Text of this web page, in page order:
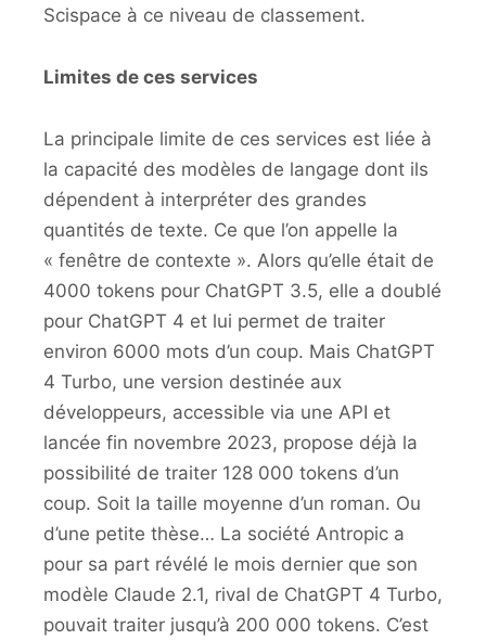
Scispace à ce niveau de classement.
Limites de ces services
La principale limite de ces services est liée à
la capacité des modèles de langage dont ils
dépendent à interpréter des grandes
quantités de texte. Ce que l’on appelle la
« fenêtre de contexte ». Alors qu’elle était de
4000 tokens pour ChatGPT 3.5, elle a doublé
pour ChatGPT 4 et lui permet de traiter
environ 6000 mots d’un coup. Mais ChatGPT
4 Turbo, une version destinée aux
développeurs, accessible via une API et
lancée fin novembre 2023, propose déjà la
possibilité de traiter 128 000 tokens d’un
coup. Soit la taille moyenne d’un roman. Ou
d’une petite thèse… La société Antropic a
pour sa part révélé le mois dernier que son
modèle Claude 2.1, rival de ChatGPT 4 Turbo,
pouvait traiter jusqu’à 200 000 tokens. C’est